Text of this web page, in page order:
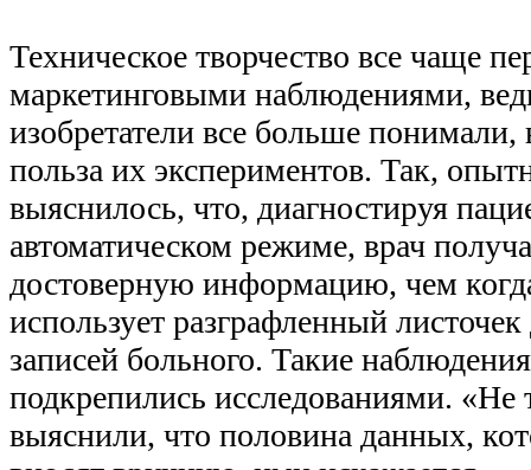
Техническое творчество все чаще
маркетинговыми наблюдениями,
изобретатели все больше понимали,
польза их экспериментов. Так,
выяснилось, что, диагностируя
автоматическом режиме, врач
достоверную информацию, чем
использует разграфленный
записей больного. Такие
подкрепились исследованиями. «Не
выяснили, что половина данных,